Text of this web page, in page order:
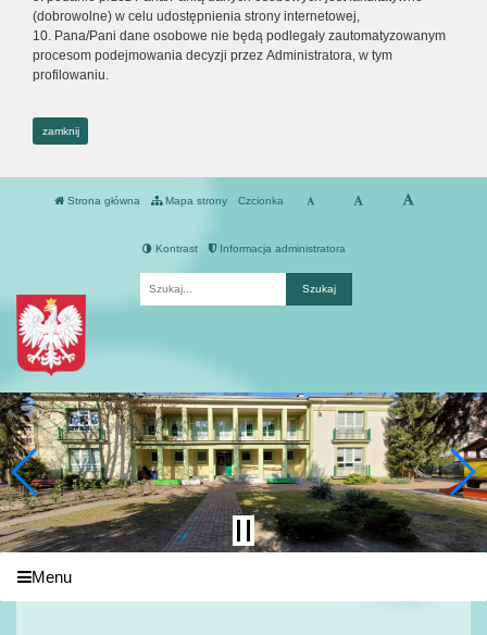
(dobrowolne) w celu udostępnienia strony internetowej,
10. Pana/Pani dane osobowe nie będą podlegały zautomatyzowanym
procesom podejmowania decyzji przez Administratora, w tym
profilowaniu.
zamknij
Strona główna Mapa strony Czcionka
Kontrast Informacja administratora
Menu